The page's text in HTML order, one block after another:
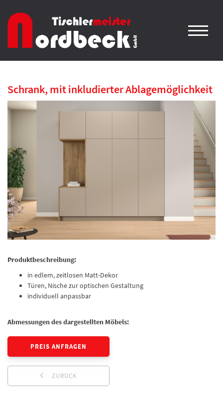
Schrank, mit inkludierter Ablagemöglichkeit
Produktbeschreibung:
in edlem, zeitlosen Matt-Dekor
Türen, Nische zur optischen Gestaltung
individuell anpassbar
Abmessungen des dargestellten Möbels:
PREIS ANFRAGEN
ZURÜCK